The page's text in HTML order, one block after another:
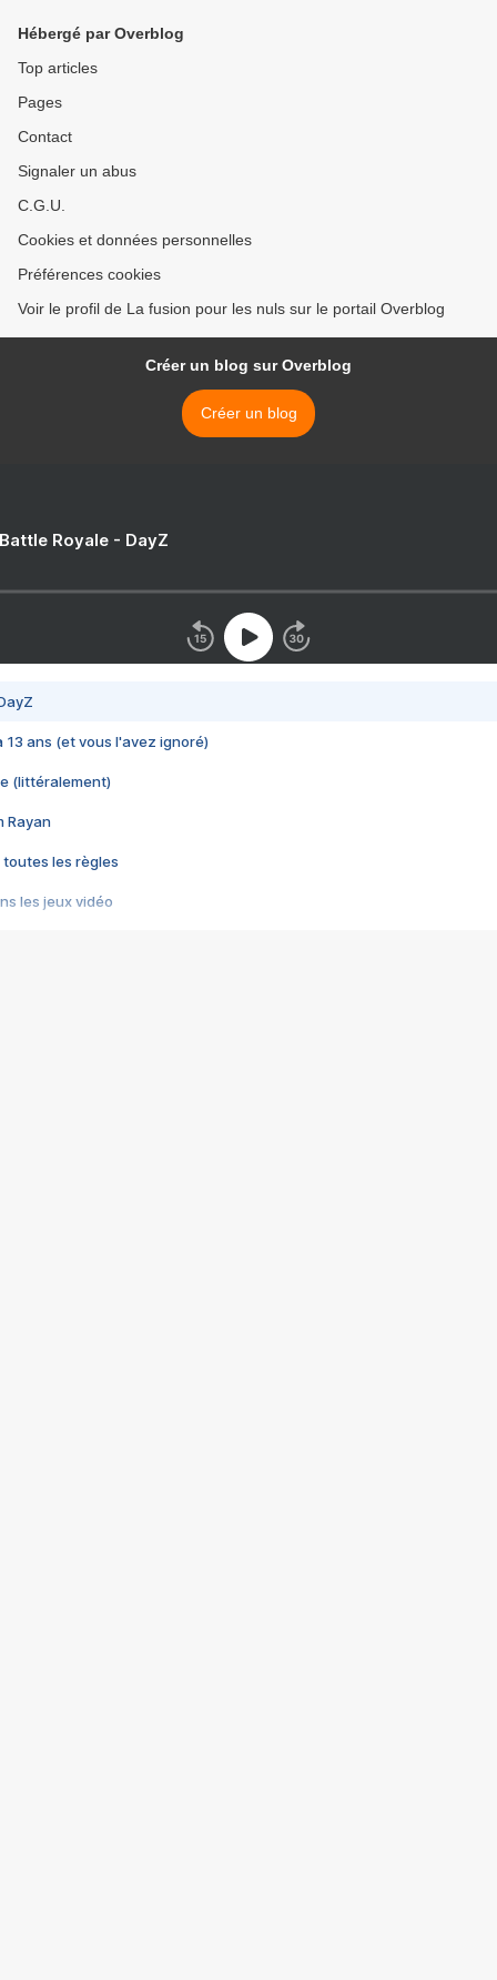
Hébergé par Overblog
Top articles
Pages
Contact
Signaler un abus
C.G.U.
Cookies et données personnelles
Préférences cookies
Voir le profil de La fusion pour les nuls sur le portail Overblog
Créer un blog sur Overblog
Créer un blog
Royale - DayZ
13 ans (et vous l'avez ignoré)
(littéralement)
Rayan
toutes les règles
les jeux vidéo